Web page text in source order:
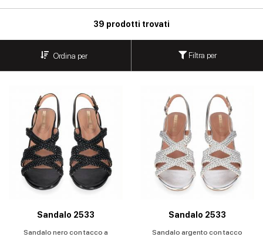
39 prodotti trovati
Ordina per Filtra per
Sandalo 2533
Sandalo nero con tacco a
Sandalo 2533
Sandalo argento con tacco
Sandali
bassi
Sandali
con
tacco
Scarpe
con
plateau
spuntate